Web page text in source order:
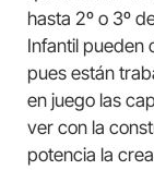
hasta 2º o 3º
Infantil pueden
pues están
en juego las
ver con la
potencia la